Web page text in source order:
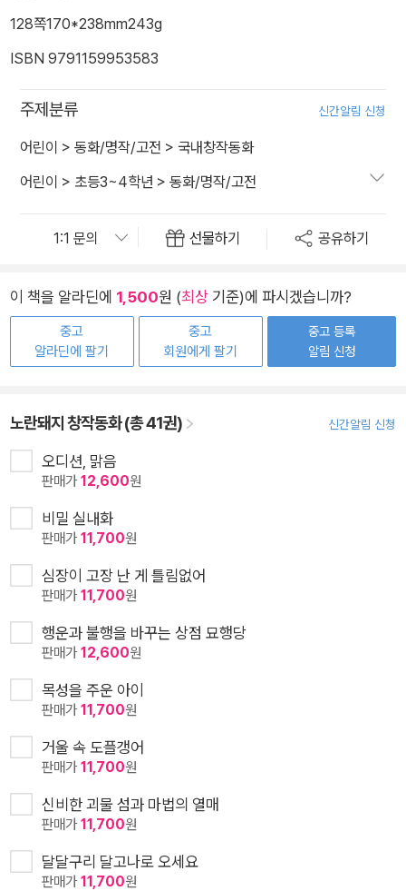
128쪽170*238mm243g
ISBN 9791159953583
주제분류 신간알림 신청
어린이 > 동화/명작/고전 > 국내창작동화
어린이 > 초등3~4학년 > 동화/명작/고전
선물하기 공유하기
이 책을 알라딘에 1,500원 (최상 기준)에 파시겠습니까?
중고
알라딘에 팔기
중고
회원에게 팔기
중고 등록
알림 신청
노란돼지 창작동화 (총 41권) 신간알림 신청
오디션, 맑음
판매가12,600원
비밀 실내화
판매가11,700원
심장이 고장 난 게 틀림없어
판매가11,700원
행운과 불행을 바꾸는 상점 묘행당
판매가12,600원
목성을 주운 아이
판매가11,700원
거울 속 도플갱어
판매가11,700원
신비한 괴물 섬과 마법의 열매
판매가11,700원
달달구리 달고나로 오세요
판매가11,700원